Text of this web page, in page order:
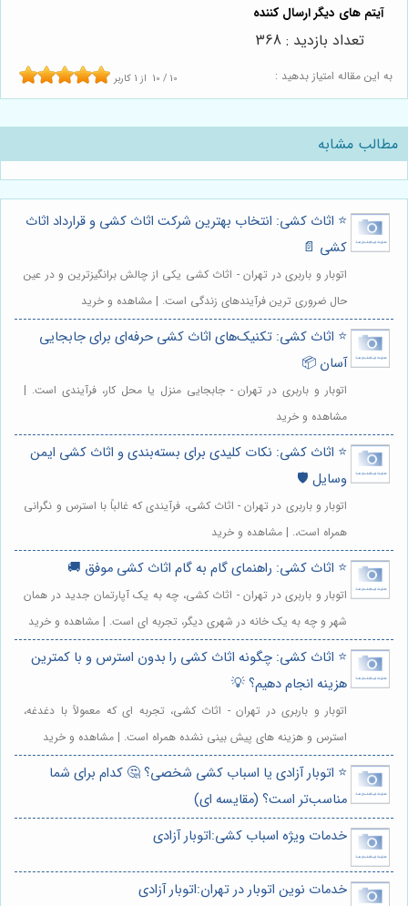
به این مقاله امتیاز بدهید : 10 / 10 از 1 کاربر
تعداد بازدید : 368
مطالب مشابه
⭐️ اثاث کشی: انتخاب بهترین شرکت اثاث کشی و قرارداد اثاث
کشی 📄
اتوبار و باربری در تهران - اثاث کشی یکی از چالش برانگیزترین و در عین
حال ضروری ترین فرآیندهای زندگی است. | مشاهده و خرید
⭐️ اثاث کشی: تکنیک‌های اثاث کشی حرفه‌ای برای جابجایی
آسان 📦
اتوبار و باربری در تهران - جابجایی منزل یا محل کار، فرآیندی است. |
مشاهده و خرید
⭐️ اثاث کشی: نکات کلیدی برای بسته‌بندی و اثاث کشی ایمن
وسایل 🛡️
اتوبار و باربری در تهران - اثاث کشی، فرآیندی که غالباً با استرس و نگرانی
همراه است،. | مشاهده و خرید
⭐️ اثاث کشی: راهنمای گام به گام اثاث کشی موفق 🚚
اتوبار و باربری در تهران - اثاث کشی، چه به یک آپارتمان جدید در همان
شهر و چه به یک خانه در شهری دیگر، تجربه ای است. | مشاهده و خرید
⭐️ اثاث کشی: چگونه اثاث کشی را بدون استرس و با کمترین
هزینه انجام دهیم؟ 💡
اتوبار و باربری در تهران - اثاث کشی، تجربه ای که معمولاً با دغدغه،
استرس و هزینه های پیش بینی نشده همراه است. | مشاهده و خرید
⭐️ اتوبار آزادی یا اسباب کشی شخصی؟ 🤔 کدام برای شما
مناسب‌تر است؟ (مقایسه ای)
خدمات ویژه اسباب کشی:اتوبار آزادی
خدمات نوین اتوبار در تهران:اتوبار آزادی